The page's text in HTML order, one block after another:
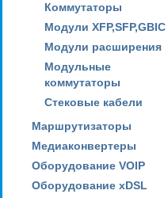
Коммутаторы
Модули XFP,SFP,GBIC
Модули расширения
Модульные
коммутаторы
Стековые кабели
Маршрутизаторы
Медиаконвертеры
Оборудование VOIP
Оборудование xDSL